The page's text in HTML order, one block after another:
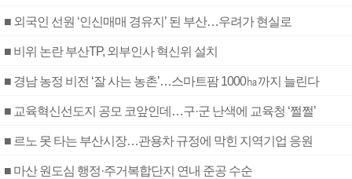
■ 외국인 선원 ‘인신매매 경유지’ 된 부산…우려가 현실로
■ 비위 논란 부산TP, 외부인사 혁신위 설치
■ 경남 농정 비전 ‘잘 사는 농촌’…스마트팜 1000㏊까지 늘린다
■ 교육혁신선도지 공모 코앞인데…구·군 난색에 교육청 ‘쩔쩔’
■ 르노 못 타는 부산시장…관용차 규정에 막힌 지역기업 응원
■ 마산 원도심 행정·주거복합단지 연내 준공 수순